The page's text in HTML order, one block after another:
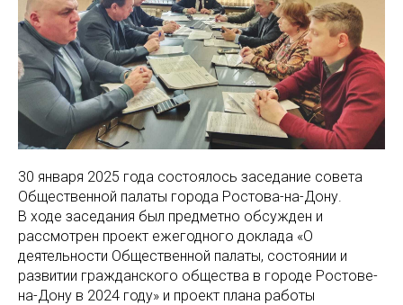
30 января 2025 года состоялось заседание совета
Общественной палаты города Ростова-на-Дону.
В ходе заседания был предметно обсужден и
рассмотрен проект ежегодного доклада «О
деятельности Общественной палаты, состоянии и
развитии гражданского общества в городе Ростове-
на-Дону в 2024 году» и проект плана работы